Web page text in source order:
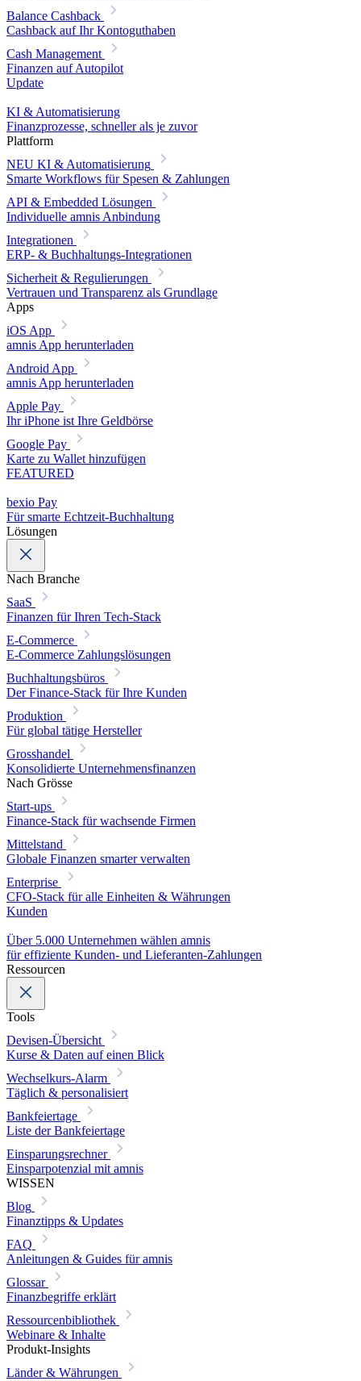
Balance Cashback
Cashback auf Ihr Kontoguthaben
Cash Management
Finanzen auf Autopilot
Update
KI & Automatisierung
Finanzprozesse, schneller als je zuvor
Plattform
NEU KI & Automatisierung
Smarte Workflows für Spesen & Zahlungen
API & Embedded Lösungen
Individuelle amnis Anbindung
Integrationen
ERP- & Buchhaltungs-Integrationen
Sicherheit & Regulierungen
Vertrauen und Transparenz als Grundlage
Apps
iOS App
amnis App herunterladen
Android App
amnis App herunterladen
Apple Pay
Ihr iPhone ist Ihre Geldbörse
Google Pay
Karte zu Wallet hinzufügen
FEATURED
bexio Pay
Für smarte Echtzeit-Buchhaltung
Lösungen
Nach Branche
SaaS
Finanzen für Ihren Tech-Stack
E-Commerce
E-Commerce Zahlungslösungen
Buchhaltungsbüros
Der Finance-Stack für Ihre Kunden
Produktion
Für global tätige Hersteller
Grosshandel
Konsolidierte Unternehmensfinanzen
Nach Grösse
Start-ups
Finance-Stack für wachsende Firmen
Mittelstand
Globale Finanzen smarter verwalten
Enterprise
CFO-Stack für alle Einheiten & Währungen
Kunden
Über 5.000 Unternehmen wählen amnis
für effiziente Kunden- und Lieferanten-Zahlungen
Ressourcen
Tools
Devisen-Übersicht
Kurse & Daten auf einen Blick
Wechselkurs-Alarm
Täglich & personalisiert
Bankfeiertage
Liste der Bankfeiertage
Einsparungsrechner
Einsparpotenzial mit amnis
WISSEN
Blog
Finanztipps & Updates
FAQ
Anleitungen & Guides für amnis
Glossar
Finanzbegriffe erklärt
Ressourcenbibliothek
Webinare & Inhalte
Produkt-Insights
Länder & Währungen